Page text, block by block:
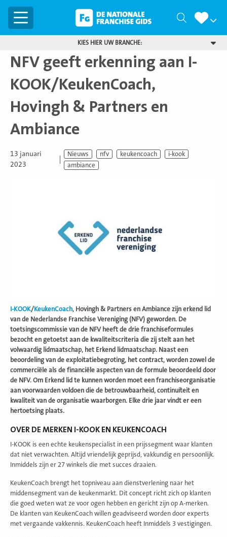
Menu Zoeken
KIES HIER UW BRANCHE:
NFV geeft erkenning aan I-
KOOK/KeukenCoach,
Hovingh & Partners en
Ambiance
13 januari
2023
Nieuws nfv keukencoach
i-kook
ambiance
I-KOOK/KeukenCoach, Hovingh & Partners en Ambiance zijn erkend lid
van de Nederlandse Franchise Vereniging (NFV) geworden. De
toetsingscommissie van de NFV heeft de drie franchiseformules
bezocht en getoetst aan de kwaliteitscriteria die zij stelt aan het
volwaardig lidmaatschap, het Erkend lidmaatschap. Naast een
beoordeling van de exploitatiebegroting, het contract, worden zowel de
commerciële als de financiële aspecten van de formule beoordeeld door
de NFV. Om Erkend
lid te kunnen worden moet een franchiseorganisatie
aan voorwaarden voldoen die de betrouwbaarheid, continuïteit en
kwaliteit van de organisatie waarborgen. Elke drie jaar vindt er een
hertoetsing plaats.
OVER DE MERKEN I-KOOK EN KEUKENCOACH
I-KOOK is een echte keukenspecialist in een prijssegment waar klanten
dat niet verwachten. Altijd vriendelijk geprijsd, vakkundig en persoonlijk.
Inmiddels zijn er 27 winkels die met succes draaien.
KeukenCoach brengt het topniveau aan dienstverlening naar het
middensegment van de keukenmarkt. Dit concept richt zich op klanten
die goed weten wat ze voor ogen hebben en gericht zijn op A-merken.
De klanten van KeukenCoach willen geadviseerd worden door experts
met vergaande vakkennis. KeukenCoach heeft Inmiddels 3 vestigingen.